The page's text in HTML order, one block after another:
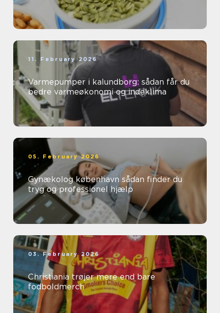
11. February 2026
Varmepumper i kalundborg: sådan får du
bedre varmeøkonomi og indeklima
05. February 2026
Gynækolog københavn sådan finder du
tryg og professionel hjælp
03. February 2026
Christiania trøjer mere end bare
fodboldmerch